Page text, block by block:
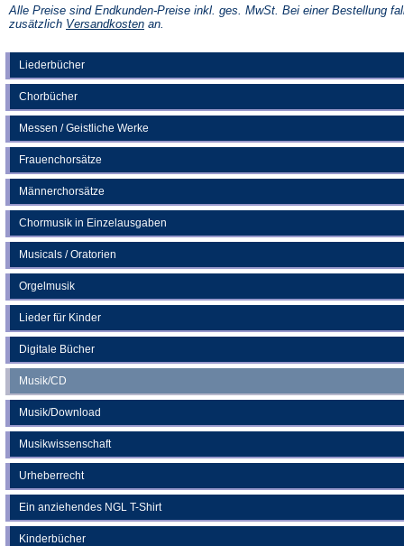
Liederbücher
Chorbücher
Messen / Geistliche Werke
Frauenchorsätze
Männerchorsätze
Chormusik in Einzelausgaben
Musicals / Oratorien
Orgelmusik
Lieder für Kinder
Digitale Bücher
Musik/CD
Musik/Download
Musikwissenschaft
Urheberrecht
Ein anziehendes NGL T-Shirt
Kinderbücher
einem
neuen
Alle Preise sind Endkunden-Preise inkl. ges. MwSt. Bei einer Bestellung
zusätzlich Versandkosten(Öffnet
an.